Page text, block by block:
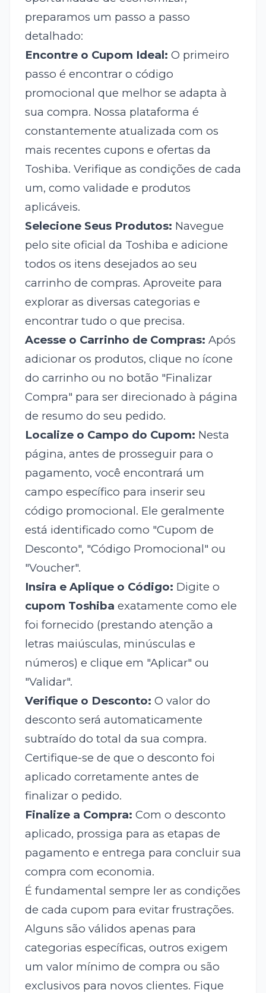
preparamos um passo a passo
detalhado:
Encontre o Cupom Ideal: O primeiro
passo é encontrar o código
promocional que melhor se adapta à
sua compra. Nossa plataforma é
constantemente atualizada com os
mais recentes cupons e ofertas da
Toshiba. Verifique as condições de cada
um, como validade e produtos
aplicáveis.
Selecione Seus Produtos: Navegue
pelo site oficial da Toshiba e adicione
todos os itens desejados ao seu
carrinho de compras. Aproveite para
explorar as diversas categorias e
encontrar tudo o que precisa.
Acesse o Carrinho de Compras: Após
adicionar os produtos, clique no ícone
do carrinho ou no botão "Finalizar
Compra" para ser direcionado à página
de resumo do seu pedido.
Localize o Campo do Cupom: Nesta
página, antes de prosseguir para o
pagamento, você encontrará um
campo específico para inserir seu
código promocional. Ele geralmente
está identificado como "Cupom de
Desconto", "Código Promocional" ou
"Voucher".
Insira e Aplique o Código: Digite o
cupom Toshiba exatamente como ele
foi fornecido (prestando atenção a
letras maiúsculas, minúsculas e
números) e clique em "Aplicar" ou
"Validar".
Verifique o Desconto: O valor do
desconto será automaticamente
subtraído do total da sua compra.
Certifique-se de que o desconto foi
aplicado corretamente antes de
finalizar o pedido.
Finalize a Compra: Com o desconto
aplicado, prossiga para as etapas de
pagamento e entrega para concluir sua
compra com economia.
É fundamental sempre ler as condições
de cada cupom para evitar frustrações.
Alguns são válidos apenas para
categorias específicas, outros exigem
um valor mínimo de compra ou são
exclusivos para novos clientes. Fique